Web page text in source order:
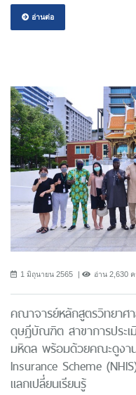
อ่านต่อ
1 มิถุนายน 2565 อ่าน 2,630 ค
คณาจารย์หลักสูตรวิทยา
ดุษฎีบัณฑิต สาขาการประเ
มหิดล พร้อมด้วยคณะดูงา
Insurance Scheme
แลกเปลี่ยนเรียนรู้